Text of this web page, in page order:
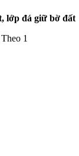
lớp đá giữ bờ đất
1